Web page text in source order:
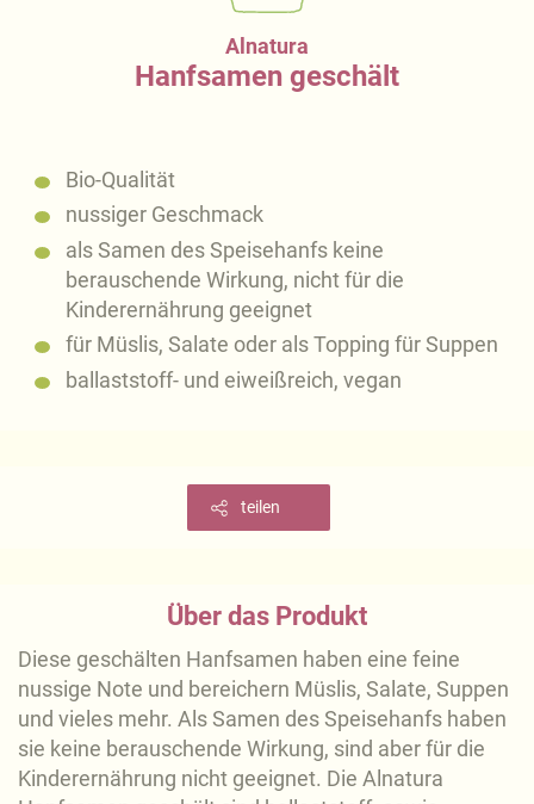
Alnatura
Hanfsamen geschält
Bio-Qualität
nussiger Geschmack
als Samen des Speisehanfs keine
berauschende Wirkung, nicht für die
Kinderernährung geeignet
für Müslis, Salate oder als Topping für Suppen
ballaststoff- und eiweißreich, vegan
teilen
Über das Produkt
Diese geschälten Hanfsamen haben eine feine
nussige Note und bereichern Müslis, Salate, Suppen
und vieles mehr. Als Samen des Speisehanfs haben
sie keine berauschende Wirkung, sind aber für die
Kinderernährung nicht geeignet. Die Alnatura